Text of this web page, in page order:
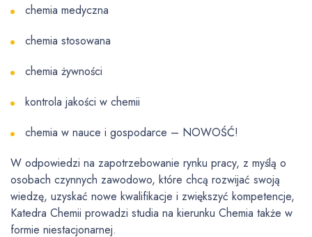
chemia medyczna
chemia stosowana
chemia żywności
kontrola jakości w chemii
chemia w nauce i gospodarce – NOWOŚĆ!
W odpowiedzi na zapotrzebowanie rynku pracy, z myślą o
osobach czynnych zawodowo, które chcą rozwijać swoją
wiedzę, uzyskać nowe kwalifikacje i zwiększyć kompetencje,
Katedra Chemii prowadzi studia na kierunku Chemia także w
formie niestacjonarnej.